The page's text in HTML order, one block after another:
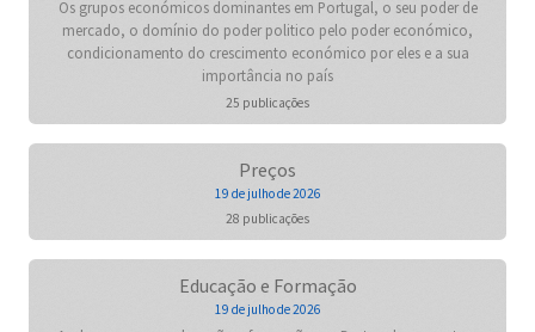
Os grupos económicos dominantes em Portugal, o seu poder de
mercado, o domínio do poder politico pelo poder económico,
condicionamento do crescimento económico por eles e a sua
importância no país
25 publicações
Preços
19 de julho de 2026
28 publicações
Educação e Formação
19 de julho de 2026